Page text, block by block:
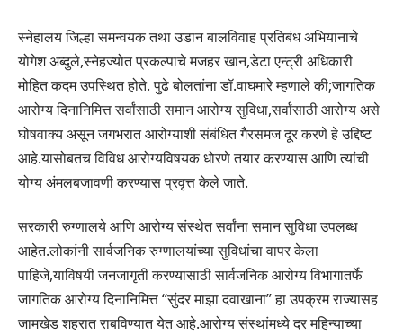
स्नेहालय जिल्हा समन्वयक तथा उडान बालविवाह प्रतिबंध अभियानाचे
योगेश अब्दुले,स्नेहज्योत प्रकल्पाचे मजहर खान,डेटा एन्ट्री अधिकारी
मोहित कदम उपस्थित होते. पुढे बोलतांना डॉ.वाघमारे म्हणाले की;जागतिक
आरोग्य दिनानिमित्त सर्वांसाठी समान आरोग्य सुविधा,सर्वांसाठी आरोग्य असे
घोषवाक्य असून जगभरात आरोग्याशी संबंधित गैरसमज दूर करणे हे उद्दिष्ट
आहे.यासोबतच विविध आरोग्यविषयक धोरणे तयार करण्यास आणि त्यांची
योग्य अंमलबजावणी करण्यास प्रवृत्त केले जाते.
सरकारी रुग्णालये आणि आरोग्य संस्थेत सर्वांना समान सुविधा उपलब्ध
आहेत.लोकांनी सार्वजनिक रुग्णालयांच्या सुविधांचा वापर केला
पाहिजे,याविषयी जनजागृती करण्यासाठी सार्वजनिक आरोग्य विभागातर्फे
जागतिक आरोग्य दिनानिमित्त “सुंदर माझा दवाखाना” हा उपक्रम राज्यासह
जामखेड शहरात राबविण्यात येत आहे.आरोग्य संस्थांमध्ये दर महिन्याच्या